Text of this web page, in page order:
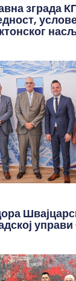
зграда